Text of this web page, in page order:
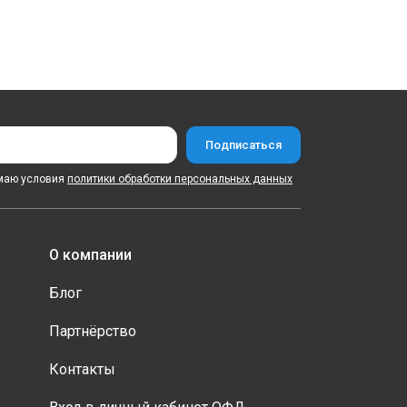
условия политики обработки персональных данных
О компании
Блог
Партнёрство
Контакты